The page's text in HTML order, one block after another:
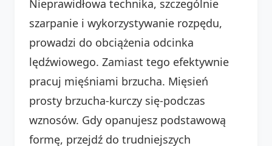
Nieprawidłowa technika, szczególnie
szarpanie i wykorzystywanie rozpędu,
prowadzi do obciążenia odcinka
lędźwiowego. Zamiast tego efektywnie
pracuj mięśniami brzucha. Mięsień
prosty brzucha-kurczy się-podczas
wznosów. Gdy opanujesz podstawową
formę, przejdź do trudniejszych